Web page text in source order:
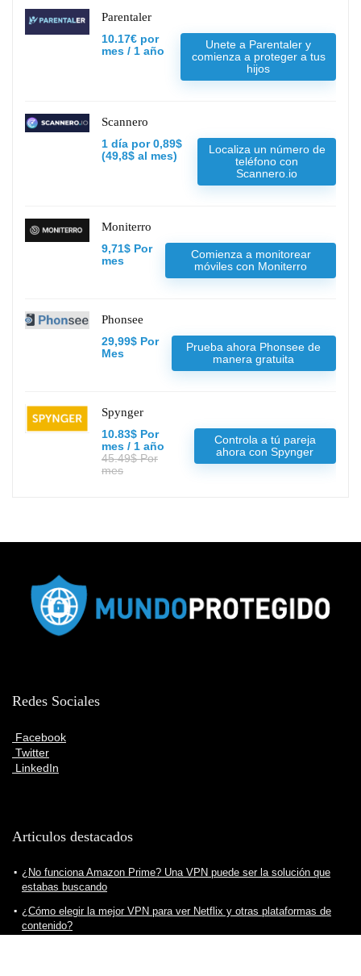
Parentaler
10.17€ por
mes / 1 año
Unete a Parentaler y
comienza a proteger a tus
hijos
Scannero
1 día por 0,89$
(49,8$ al mes)
Localiza un número de
teléfono con
Scannero.io
Moniterro
9,71$ Por
mes
Comienza a monitorear
móviles con Moniterro
Phonsee
29,99$ Por
Mes
Prueba ahora Phonsee de
manera gratuita
Spynger
10.83$ Por
mes / 1 año
45.49$ Por
mes
Controla a tú pareja
ahora con Spynger
Redes Sociales
Facebook
Twitter
LinkedIn
Articulos destacados
¿No funciona Amazon Prime? Una VPN puede ser la solución que
estabas buscando
¿Cómo elegir la mejor VPN para ver Netflix y otras plataformas de
contenido?